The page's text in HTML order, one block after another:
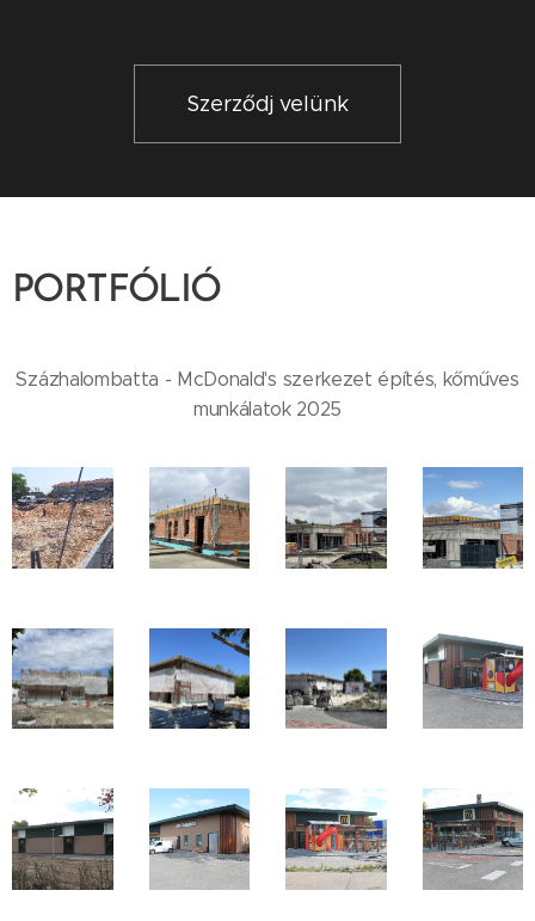
Szerződj velünk
PORTFÓLIÓ
Százhalombatta - McDonald's szerkezet építés, kőműves
munkálatok 2025